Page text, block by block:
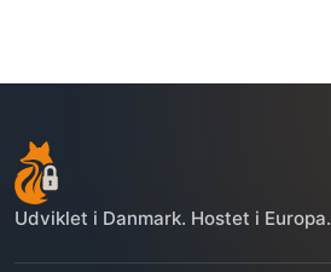
Udviklet i Danmark. Hostet i Europa.